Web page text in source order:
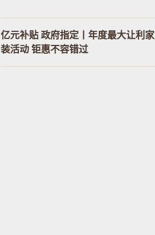
亿元补贴 政府指定丨年度最大让利家
装活动 钜惠不容错过